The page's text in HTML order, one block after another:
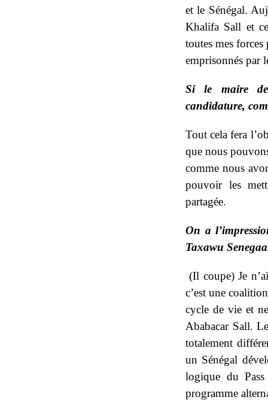
et le Sénégal.
Khalifa Sall et
toutes mes
emprisonnés par
Si le maire
candidature,
Tout cela fera
que nous
comme nous
pouvoir les
partagée.
On a
Taxawu
(Il coupe) Je
c’est une
cycle de vie et
Ababacar Sall.
totalement
un Sénégal
logique du
programme